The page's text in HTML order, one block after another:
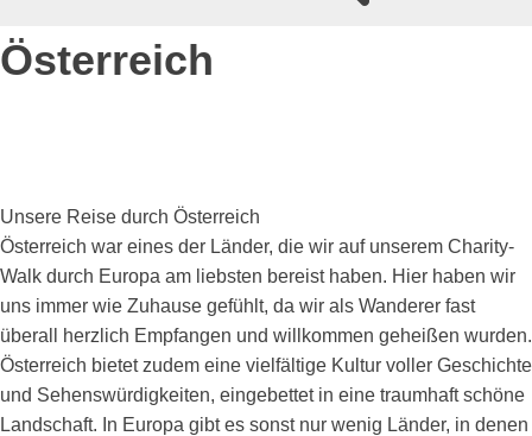
Österreich
Unsere Reise durch Österreich
Österreich war eines der Länder, die wir auf unserem Charity-
Walk durch Europa am liebsten bereist haben. Hier haben wir
uns immer wie Zuhause gefühlt, da wir als Wanderer fast
überall herzlich Empfangen und willkommen geheißen wurden.
Österreich bietet zudem eine vielfältige Kultur voller Geschichte
und Sehenswürdigkeiten, eingebettet in eine traumhaft schöne
Landschaft. In Europa gibt es sonst nur wenig Länder, in denen